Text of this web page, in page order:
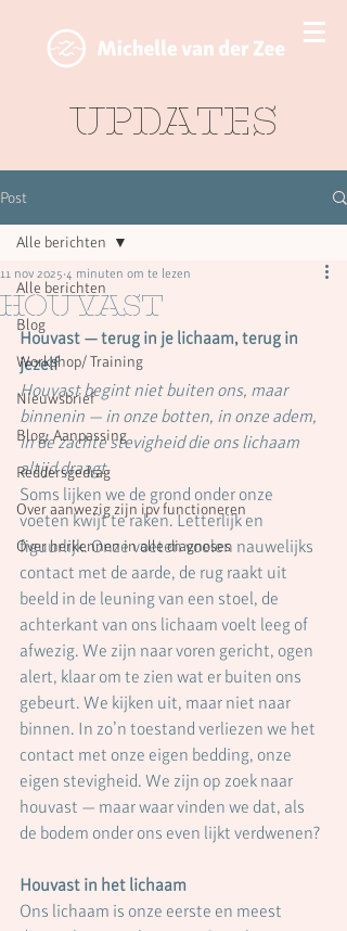
Updates
Post
Alle berichten
Blog
Workshop/ Training
Nieuwsbrief
Blog: Aanpassing
Reddersgedrag
Over aanwezig zijn ipv functioneren
Over herkennen in alle diagnoses
Alle berichten
Houvast
11 nov 2025 4 minuten om te lezen
Houvast — terug in je lichaam, terug in
jezelf
Houvast begint niet buiten ons, maar
binnenin — in onze botten, in onze adem,
in de zachte stevigheid die ons lichaam
altijd draagt.
Soms lijken we de grond onder onze
voeten kwijt te raken. Letterlijk en
figuurlijk. Onze voeten voelen nauwelijks
contact met de aarde, de rug raakt uit
beeld in de leuning van een stoel, de
achterkant van ons lichaam voelt leeg of
afwezig. We zijn naar voren gericht, ogen
alert, klaar om te zien wat er buiten ons
gebeurt. We kijken uit, maar niet naar
binnen. In zo’n toestand verliezen we het
contact met onze eigen bedding, onze
eigen stevigheid. We zijn op zoek naar
houvast — maar waar vinden we dat, als
de bodem onder ons even lijkt verdwenen?
Houvast in het lichaam
Ons lichaam is onze eerste en meest